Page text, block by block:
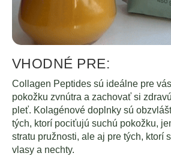
VHODNÉ PRE:
Collagen Peptides sú ideálne pre
pokožku zvnútra a zachovať si
pleť. Kolagénové doplnky sú
tých, ktorí pociťujú suchú pokožku,
stratu pružnosti, ale aj pre tých, ktorí
vlasy a nechty.